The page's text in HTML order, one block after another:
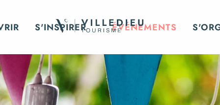
S'INSPIRER ÉVÉNEMENTS